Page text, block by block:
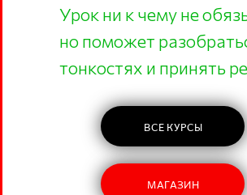
ВСЕ КУРСЫ
МАГАЗИН
Урок ни к чему не
но поможет
тонкостях и принять